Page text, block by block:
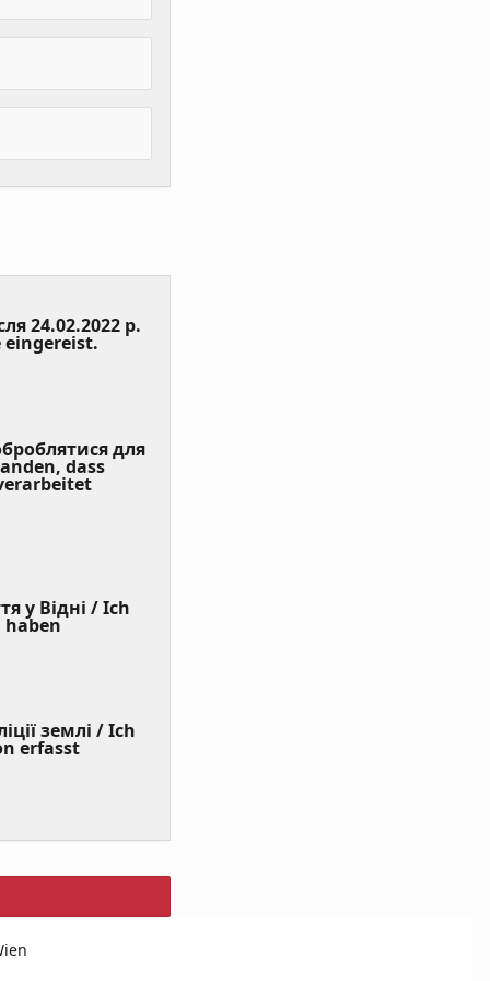
24.02.2022 р.
eingereist. (Value
для
dass
у Відні / Ich
(Value
землі / Ich
erfasst